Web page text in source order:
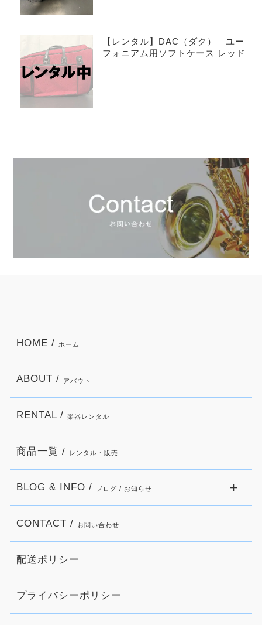
【レンタル】DAC（ダク） ユー
フォニアム用ソフトケース レッド
HOME / ホーム
ABOUT / アバウト
RENTAL / 楽器レンタル
商品一覧 / レンタル・販売
BLOG & INFO / ブログ / お知らせ
CONTACT / お問い合わせ
配送ポリシー
プライバシーポリシー